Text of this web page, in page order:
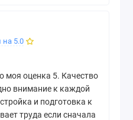
на 5.0
моя оценка 5. Качество
внимание к каждой
и подготовка к
труда если сначала